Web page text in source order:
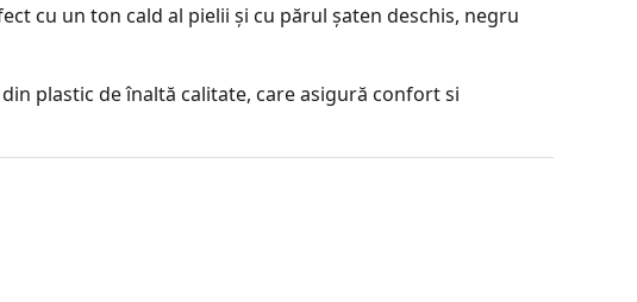
cu un ton cald al pielii și cu părul șaten deschis, negru
plastic de înaltă calitate, care asigură confort si
a afecta contrastul sau a distorsiona culorile.
minerală se caracterizează prin proprietățile sale optice
pentru producerea lentilelor pentru ochelarii